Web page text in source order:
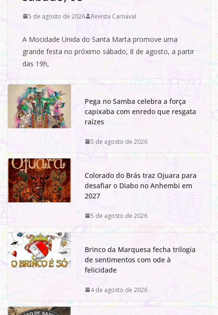
5 de agosto de 2026 Revista Carnaval
A Mocidade Unida do Santa Marta promove uma
grande festa no próximo sábado, 8 de agosto, a partir
das 19h,
Pega no Samba celebra a força
capixaba com enredo que resgata
raízes
5 de agosto de 2026
Colorado do Brás traz Ojuara para
desafiar o Diabo no Anhembi em
2027
5 de agosto de 2026
Brinco da Marquesa fecha trilogia
de sentimentos com ode à
felicidade
4 de agosto de 2026